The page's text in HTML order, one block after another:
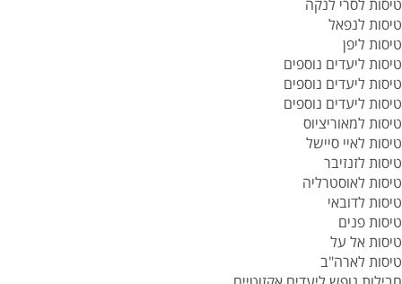
טיסות לסרי לנקה
טיסות לנפאל
טיסות ליפן
טיסות ליעדים נוספים
טיסות ליעדים נוספים
טיסות ליעדים נוספים
טיסות למאוריציוס
טיסות לאיי סיישל
טיסות לזנזיבר
טיסות לאוסטרליה
טיסות לדובאי
טיסות פנים
טיסות אל על
טיסות לארה"ב